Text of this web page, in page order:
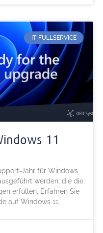
IT-FULLSERVICE
11
Jahr für Windows
werden, die die
erfüllen. Erfahren Sie
auf Windows 11.